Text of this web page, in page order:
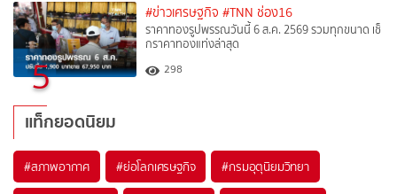
5
#ข่าวเศรษฐกิจ #TNN ช่อง16
ราคาทองรูปพรรณวันนี้ 6 ส.ค. 2569 รวมทุกขนาด เช็
กราคาทองแท่งล่าสุด
298
แท็กยอดนิยม
#สภาพอากาศ #ย่อโลกเศรษฐกิจ #กรมอุตุนิยมวิทยา